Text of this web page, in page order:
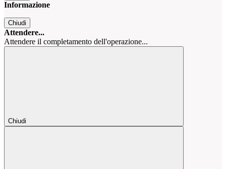
Informazione
Chiudi
Attendere...
Attendere il completamento dell'operazione...
Chiudi